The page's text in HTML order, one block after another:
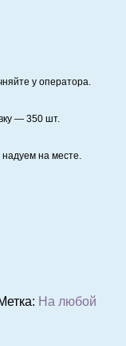
у оператора.
— 350 шт.
на месте.
На любой